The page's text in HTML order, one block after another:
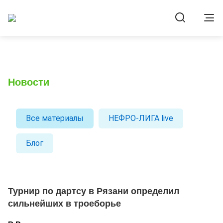
Новости
Все материалы НЕФРО-ЛИГА live
Блог
Турнир по дартсу в Рязани определил
сильнейших в троеборье